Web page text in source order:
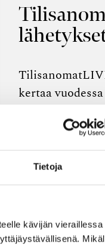
Tietoja
kävijän vieraillessa
kertaa
jälkeen.
27.1.2026,
24.3.2026,
9.6.2026, klo
15.9.2026,
3.11.2026,